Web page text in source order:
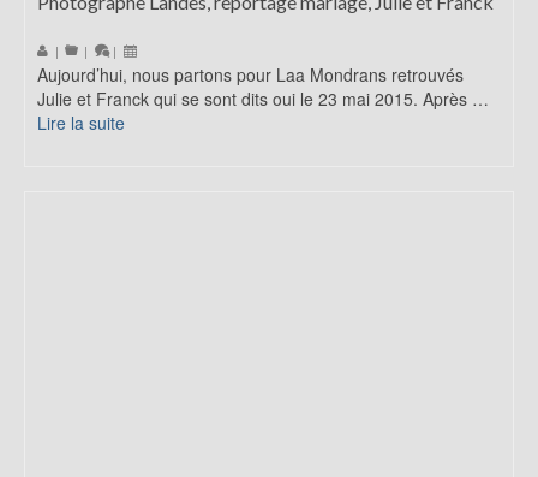
| | |
Aujourd’hui, nous partons pour Laa Mondrans retrouvés
Julie et Franck qui se sont dits oui le 23 mai 2015. Après …
Lire la suite